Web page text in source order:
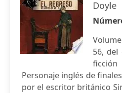
Doyle
56, del
Personaje inglés de
por el escritor británico